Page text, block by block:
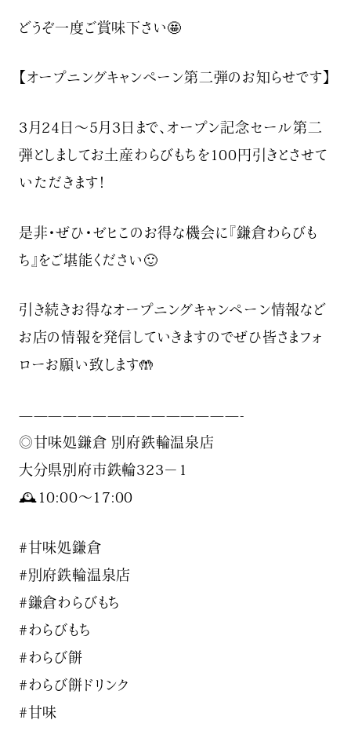
どうぞ一度ご賞味下さい🤩
【オープニングキャンペーン第二弾のお知らせです】
3月24日～5月3日まで、オープン記念セール第二
弾としましてお土産わらびもちを100円引きとさせて
いただきます！
是非・ぜひ・ゼヒこのお得な機会に『鎌倉わらびも
ち』をご堪能ください🙂
引き続きお得なオープニングキャンペーン情報など
お店の情報を発信していきますのでぜひ皆さまフォ
ローお願い致します🤲
———————————————-
◎甘味処鎌倉 別府鉄輪温泉店
大分県別府市鉄輪323−1
🕰10:00〜17:00
#甘味処鎌倉
#別府鉄輪温泉店
#鎌倉わらびもち
#わらびもち
#わらび餅
#わらび餅ドリンク
#甘味